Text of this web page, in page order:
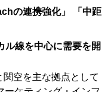
の連携強化」 「中距
ル線を中心に需要を開
関空を主な拠点として